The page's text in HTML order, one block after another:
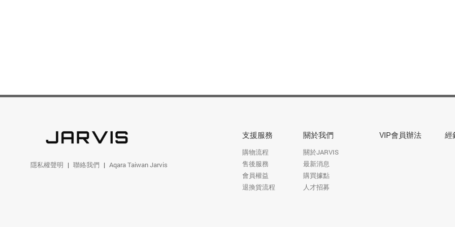
支援服務
購物流程
售後服務
會員權益
退換貨流程
關於我們
關於JARVIS
最新消息
購買據點
人才招募
VIP會員辦法 經
隱私權聲明 聯絡我們 Aqara Taiwan Jarvis